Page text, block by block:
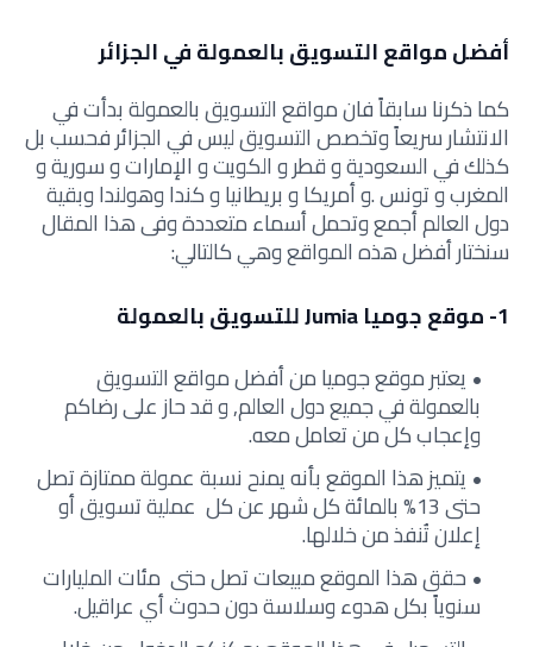
أفضل مواقع التسويق بالعمولة في الجزائر
كما ذكرنا سابقاً فان مواقع التسويق بالعمولة بدأت في
الانتشار سريعاً وتخصص التسويق ليس في الجزائر فحسب بل
كذلك في السعودية و قطر و الكويت و الإمارات و سورية و
المغرب و تونس .و أمريكا و بريطانيا و كندا وهولندا وبقية
دول العالم أجمع وتحمل أسماء متعددة وفى هذا المقال
سنختار أفضل هذه المواقع وهي كالتالي:
1- موقع جوميا Jumia للتسويق بالعمولة
يعتبر موقع جوميا من أفضل مواقع التسويق
بالعمولة في جميع دول العالم,و قد حاز على رضاكم
وإعجاب كل من تعامل معه.
يتميز هذا الموقع بأنه يمنح نسبة عمولة ممتازة تصل
حتى 13% بالمائة كل شهر عن كل عملية تسويق أو
إعلان تُنفذ من خلالها.
حقق هذا الموقع مبيعات تصل حتى مئات المليارات
سنوياً بكل هدوء وسلاسة دون حدوث أي عراقيل.